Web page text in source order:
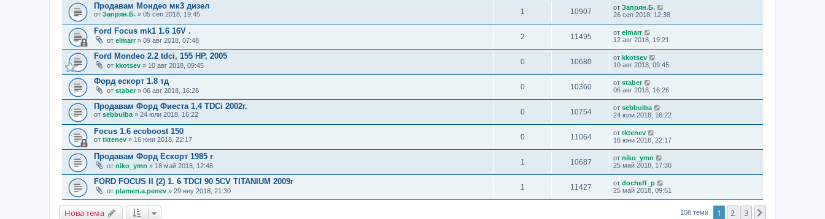
Продавам Мондео мк3 дизел
от Запрян.Б. » 05 сеп 2018, 19:45 1 10907 от Запрян.Б.
26 сеп 2018, 12:38
Ford Focus mk1 1.6 16V .
от elmarr» 09 авг 2018, 07:48 2 11495 от elmarr
12 авг 2018, 19:21
Ford Mondeo 2.2 tdci, 155 HP, 2005
от kkotsev » 10 авг 2018, 09:45 0 10680 от kkotsev
10 авг 2018, 09:45
Форд ескорт 1.8 тд
от staber» 06 авг 2018, 16:26 0 10360 от staber
06 авг 2018, 16:26
Продавам Форд Фиеста 1,4 TDCi 2002г.
от sebbulba » 24 юли 2018, 16:22 0 10754 от sebbulba
24 юли 2018, 16:22
Focus 1.6 ecoboost 150
от tktenev » 16 юни 2018, 22:17 0 11064 от tktenev
16 юни 2018, 22:17
Продавам Форд Ескорт 1985 г
от niko_ymn » 18 май 2018, 12:48 1 10687 от niko_ymn
25 май 2018, 17:36
FORD FOCUS II (2) 1. 6 TDCI 90 5CV TITANIUM 2009г
от plamen.a.penev » 29 яну 2018, 21:30 1 11427 от docheff_p
25 май 2018, 09:51
Нова тема 108 теми 1 2 3